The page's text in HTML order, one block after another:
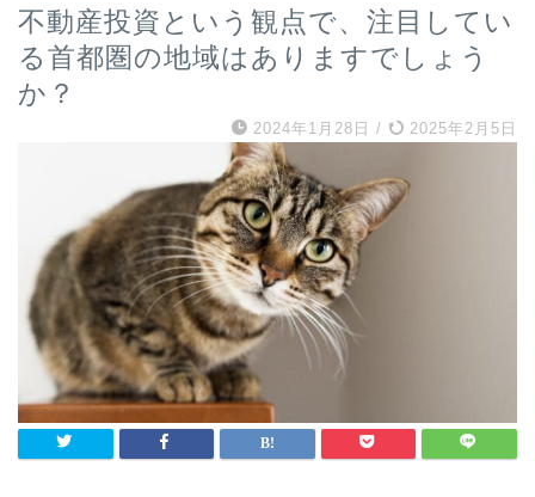
不動産投資という観点で、注目してい
る首都圏の地域はありますでしょう
か？
2024年1月28日 / 2025年2月5日